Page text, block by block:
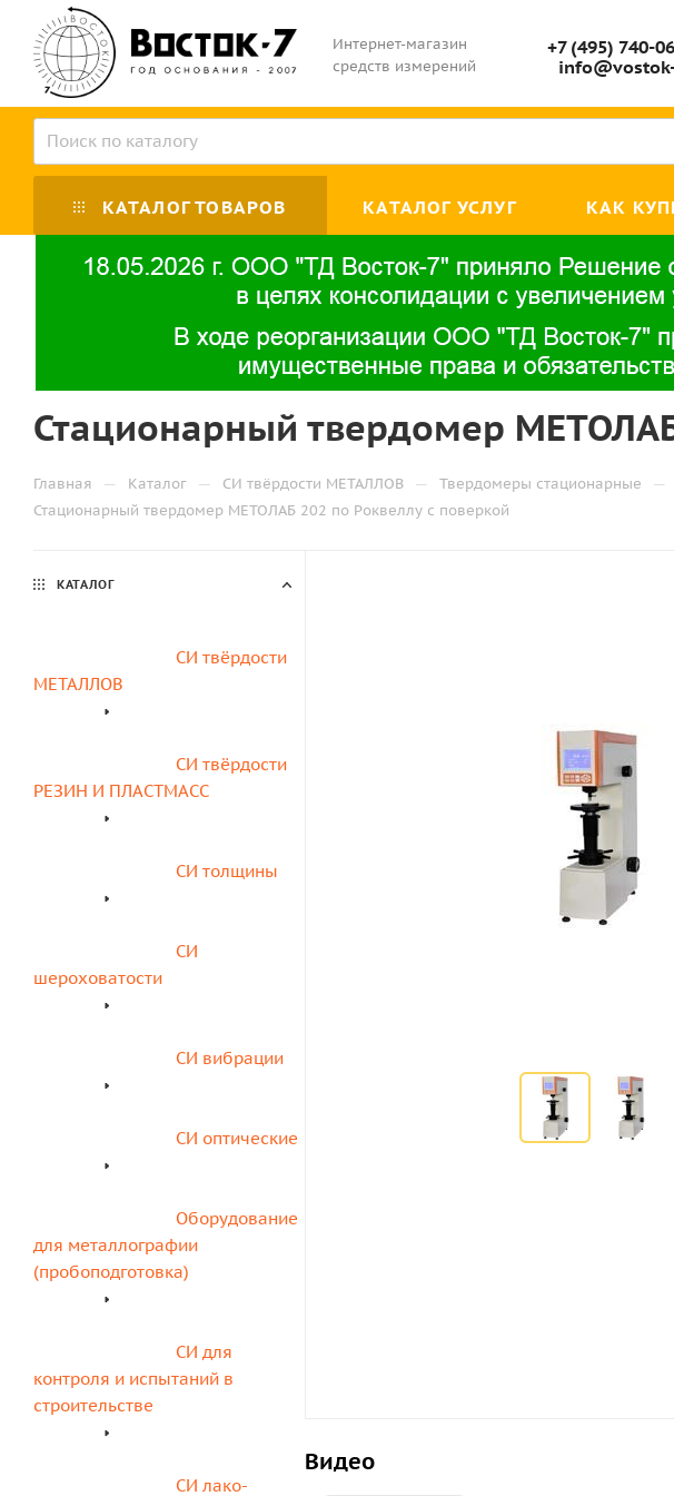
Интернет-магазин
средств измерений
+7 (495) 740-
КАТАЛОГ ТОВАРОВ КАТАЛОГ УСЛУГ КАК
Стационарный твердомер
Главная — Каталог — СИ твёрдости МЕТАЛЛОВ — Твердомеры стационарные —
Стационарный твердомер МЕТОЛАБ 202 по Роквеллу с поверкой
Видео
КАТАЛОГ
СИ твёрдости
МЕТАЛЛОВ
СИ твёрдости
РЕЗИН И ПЛАСТМАСС
СИ толщины
СИ
шероховатости
СИ вибрации
СИ оптические
Оборудование
для металлографии
(пробоподготовка)
СИ для
контроля и испытаний в
строительстве
СИ лако-